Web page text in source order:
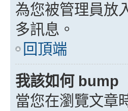
為您被管理員放
多訊息。
回頂端
我該如何 bump
當您在瀏覽文章